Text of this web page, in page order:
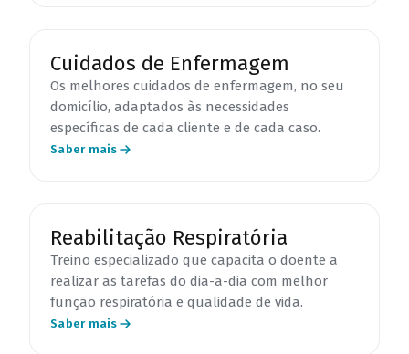
Cuidados de Enfermagem
Os melhores cuidados de enfermagem, no seu
domicílio, adaptados às necessidades
específicas de cada cliente e de cada caso.
Saber mais
Reabilitação Respiratória
Treino especializado que capacita o doente a
realizar as tarefas do dia-a-dia com melhor
função respiratória e qualidade de vida.
Saber mais